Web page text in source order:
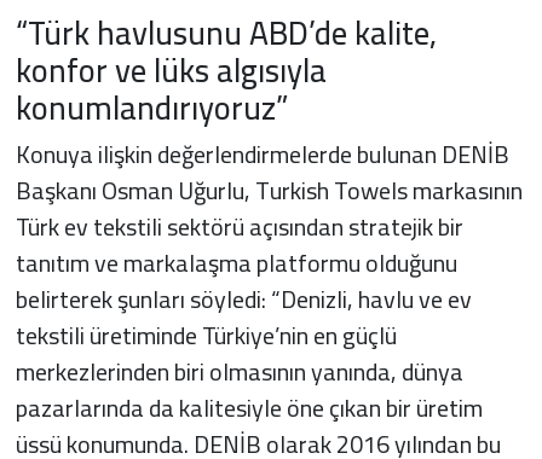
“Türk havlusunu ABD’de kalite,
konfor ve lüks algısıyla
konumlandırıyoruz”
Konuya ilişkin değerlendirmelerde bulunan DENİB
Başkanı Osman Uğurlu, Turkish Towels markasının
Türk ev tekstili sektörü açısından stratejik bir
tanıtım ve markalaşma platformu olduğunu
belirterek şunları söyledi: “Denizli, havlu ve ev
tekstili üretiminde Türkiye’nin en güçlü
merkezlerinden biri olmasının yanında, dünya
pazarlarında da kalitesiyle öne çıkan bir üretim
üssü konumunda. DENİB olarak 2016 yılından bu